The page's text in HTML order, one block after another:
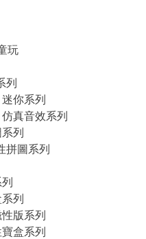
玩
列
你系列
真音效系列
列
拼圖系列
列
版系列
盒系列